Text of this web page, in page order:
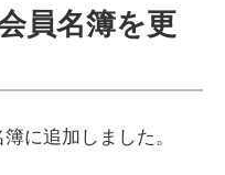
員名簿を更
に追加しました。